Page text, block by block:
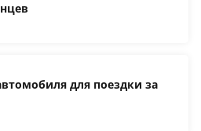
для поездки за